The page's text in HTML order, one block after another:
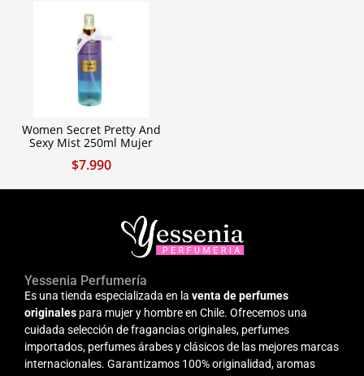
Women Secret Pretty And
Sexy Mist 250ml Mujer
$7.990
Yessenia Perfumería
Es una tienda especializada en la venta de perfumes
originales para mujer y hombre en Chile. Ofrecemos una
cuidada selección de fragancias originales, perfumes
importados, perfumes árabes y clásicos de las mejores marcas
internacionales. Garantizamos 100% originalidad, aromas